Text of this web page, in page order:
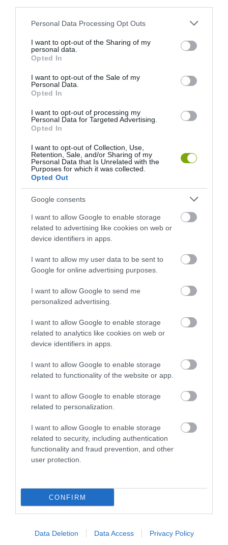
Please note that this website/app uses one or more Google
not limited to your visit or usage behaviour. You may click to
grant or deny consent to Google and its third-party tags to
use your data for below specified purposes in below Google
consent section.
Personal Data Processing Opt Outs
I want to opt-out of the Sharing of my
personal data.
Opted In
I want to opt-out of the Sale of my
Personal Data.
Opted In
I want to opt-out of processing my
Personal Data for Targeted Advertising.
Opted In
I want to opt-out of Collection, Use,
Retention, Sale, and/or Sharing of my
Personal Data that Is Unrelated with the
Purposes for which it was collected.
Opted Out
Google consents
I want to allow Google to enable storage
related to advertising like cookies on web or
device identifiers in apps.
I want to allow my user data to be sent to
Google for online advertising purposes.
I want to allow Google to send me
personalized advertising.
I want to allow Google to enable storage
related to analytics like cookies on web or
device identifiers in apps.
I want to allow Google to enable storage
related to functionality of the website or app.
I want to allow Google to enable storage
related to personalization.
I want to allow Google to enable storage
related to security, including authentication
functionality and fraud prevention, and other
user protection.
CONFIRM
Data Deletion Data Access Privacy Policy
NEM KÍVÁNT LAKÓTÁRSAINK: AZ EGEREK ÉS A PATKÁNYOK
KÖVETKEZŐ CIKK
VARÁZSLAT! ALIG 10 PERC ÉS MÁRIS REND VAN AZ
ÍRÓASZTALOD ALATT!
HASONLÓ ÉRDEKESSÉGEK
PANNONHALMI
KÖRNYÉKÉN: TERMÉSZET,